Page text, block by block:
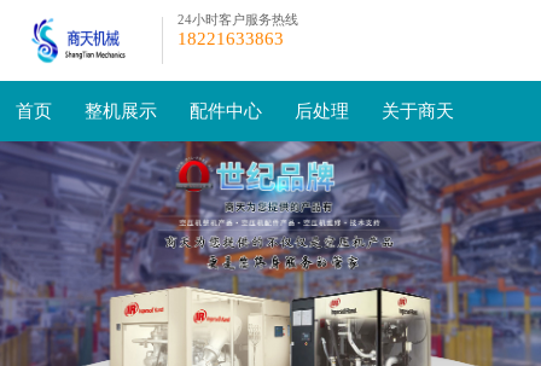
24小时客户服务热线
18221633863
首页 整机展示 配件中心 后处理 关于商天